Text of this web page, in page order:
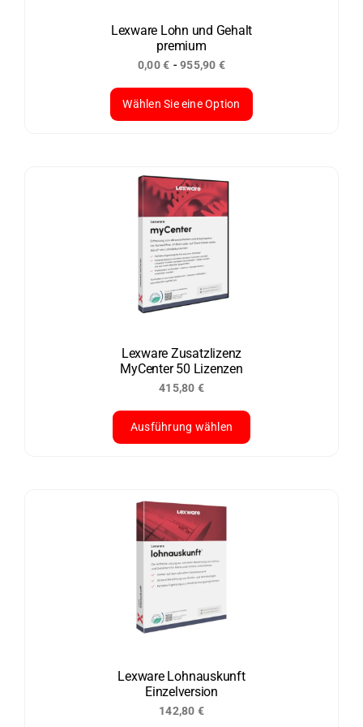
Sonderpreis
der
Produktseite
gewählt
werden
Lexware Lohn und Gehalt
premium
0,00€ -955,90 €
Wählen Sie eine Option
weist
mehrere
Varianten
Optionen
können
der
Produktseite
werden
Lexware Zusatzlizenz
MyCenter 50 Lizenzen
415,80 €
Ausführung wählen
weist
mehrere
Varianten
Optionen
können
der
Produktseite
Lexware Lohnauskunft
Einzelversion
142,80 €